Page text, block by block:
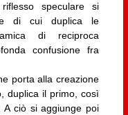
speculare si
di cui duplica le
di reciproca
confusione fra
porta alla creazione
duplica il primo, così
A ciò si aggiunge poi